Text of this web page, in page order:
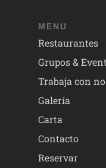
MENU
Restaurantes
Grupos &
Trabaja con
Galería
Carta
Contacto
Reservar